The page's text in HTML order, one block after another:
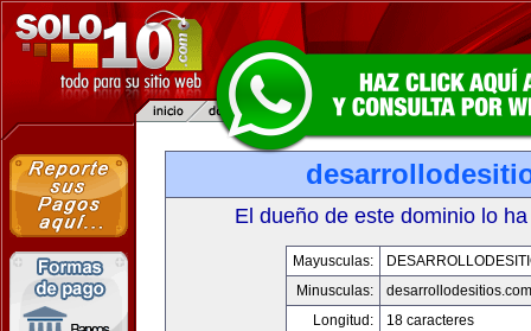
El dueño de este dominio lo
Mayusculas:
Minusculas:
desarrollodesitios.com
Longitud:
18 caracteres